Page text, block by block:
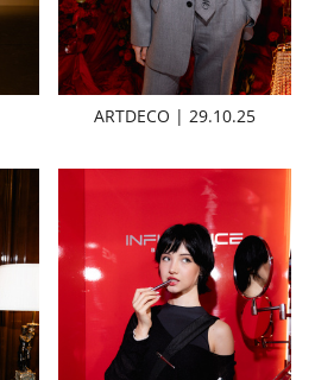
ARTDECO | 29.10.25